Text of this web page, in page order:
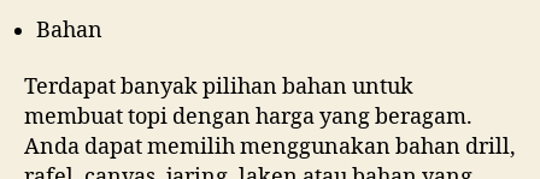
Bahan
Terdapat banyak pilihan bahan untuk
membuat topi dengan harga yang beragam.
Anda dapat memilih menggunakan bahan drill,